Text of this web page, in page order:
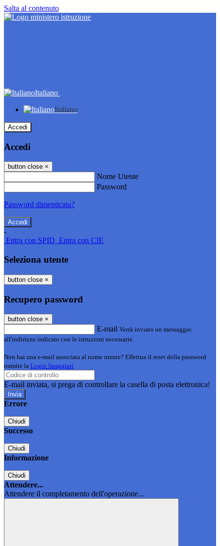
Salta al contenuto
Italiano
Italiano
Accedi
Accedi
button close ×
Nome Utente
Password
Password dimenticata?
-
Entra con SPID Entra con CIE
Seleziona utente
button close ×
Recupero password
button close ×
E-mail Verrà inviato un messaggio
all'indirizzo indicato con le istruzioni necessarie.
Non hai una e-mail associata al nome utente? Effettua il reset della password
tramite la Login Spaggiari
E-mail inviata, si prega di controllare la casella di posta elettronica!
Errore
Chiudi
Successo
Chiudi
Informazione
Chiudi
Attendere...
Attendere il completamento dell'operazione...